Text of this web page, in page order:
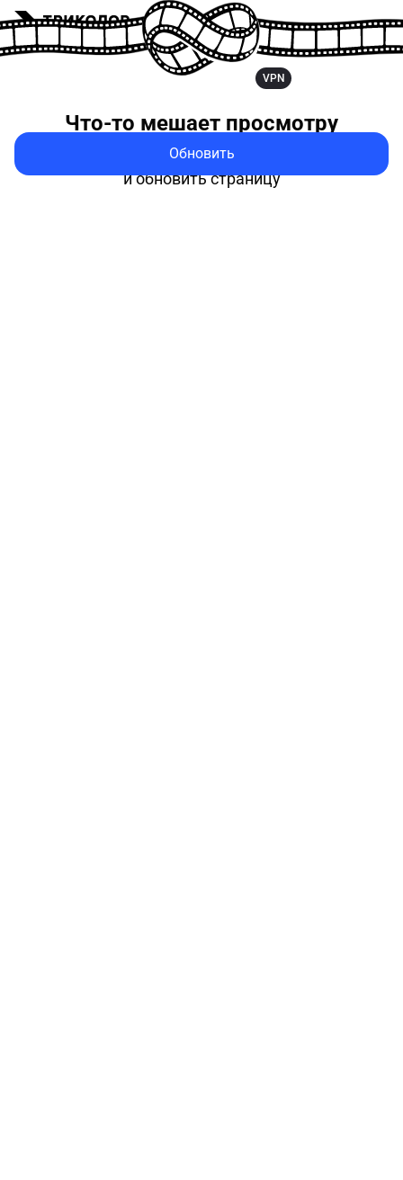
VPN
Что-то мешает просмотру
Попробуйте выключить VPN
и обновить страницу
Обновить